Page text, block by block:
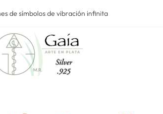
de símbolos de vibración infinita